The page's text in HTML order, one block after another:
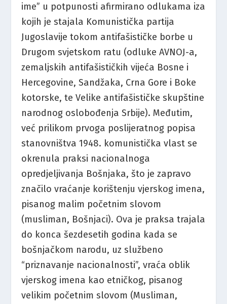
ime” u potpunosti afirmirano odlukama iza
kojih je stajala Komunistička partija
Jugoslavije tokom antifašističke borbe u
Drugom svjetskom ratu (odluke AVNOJ-a,
zemaljskih antifašističkih vijeća Bosne i
Hercegovine, Sandžaka, Crna Gore i Boke
kotorske, te Velike antifašističke skupštine
narodnog oslobođenja Srbije). Međutim,
već prilikom prvoga poslijeratnog popisa
stanovništva 1948. komunistička vlast se
okrenula praksi nacionalnoga
opredjeljivanja Bošnjaka, što je zapravo
značilo vraćanje korištenju vjerskog imena,
pisanog malim početnim slovom
(musliman, Bošnjaci). Ova je praksa trajala
do konca šezdesetih godina kada se
bošnjačkom narodu, uz službeno
“priznavanje nacionalnosti”, vraća oblik
vjerskog imena kao etničkog, pisanog
velikim početnim slovom (Musliman,